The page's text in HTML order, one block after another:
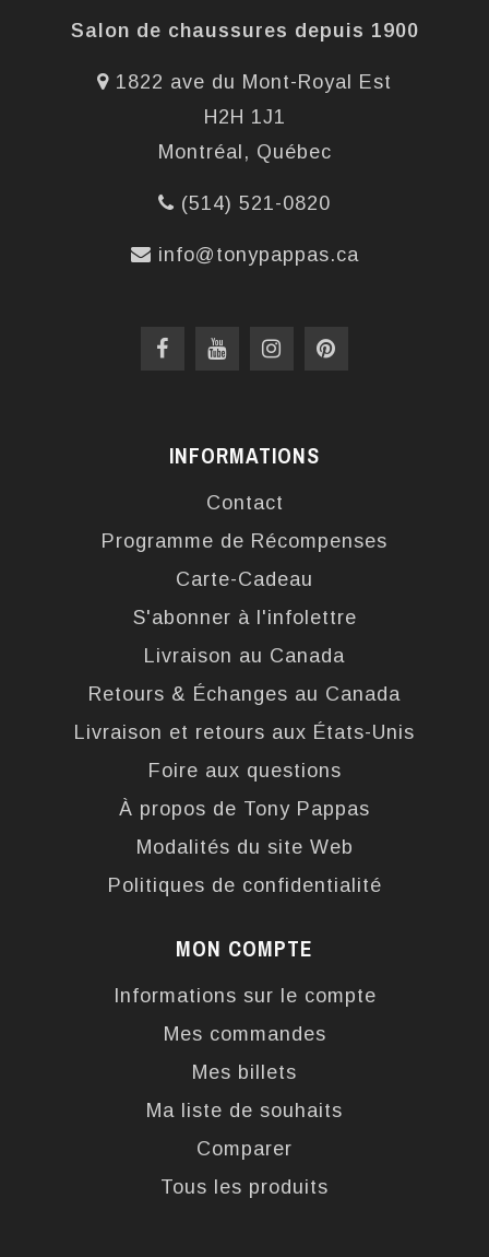
Salon de chaussures depuis 1900
1822 ave du Mont-Royal Est
H2H 1J1
Montréal, Québec
(514) 521-0820
info@tonypappas.ca
INFORMATIONS
Contact
Programme de Récompenses
Carte-Cadeau
S'abonner à l'infolettre
Livraison au Canada
Retours & Échanges au Canada
Livraison et retours aux États-Unis
Foire aux questions
À propos de Tony Pappas
Modalités du site Web
Politiques de confidentialité
MON COMPTE
Informations sur le compte
Mes commandes
Mes billets
Ma liste de souhaits
Comparer
Tous les produits